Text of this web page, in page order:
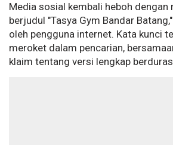
Media sosial kembali heboh dengan
berjudul "Tasya Gym Bandar
oleh pengguna internet. Kata kunci
meroket dalam pencarian,
klaim tentang versi lengkap